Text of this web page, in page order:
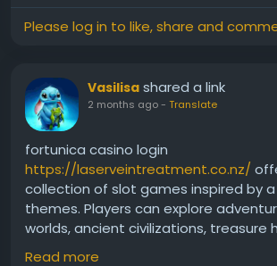
Please log in to like, share and
Vasilisa shared a link
2 months ago- Translate
fortunica casino login
https://laserveintreatment.co.nz/
collection of slot games inspired by
themes. Players can explore
worlds, ancient civilizations, treasure
many other exciting concepts.
Read more